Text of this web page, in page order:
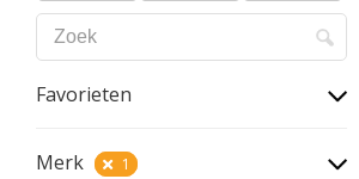
Favorieten
Merk 1